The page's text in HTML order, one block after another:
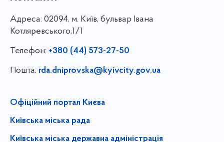
Адреса: 02094, м. Київ, бульвар Івана
Котляревського,1/1
Телефон: +380 (44) 573-27-50
Пошта: rda.dniprovska@kyivcity.gov.ua
Офіційний портал Києва
Київська міська рада
Київська міська державна адміністрація